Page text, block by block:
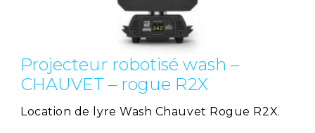
Projecteur robotisé wash –
CHAUVET – rogue R2X
Location de lyre Wash Chauvet Rogue R2X.